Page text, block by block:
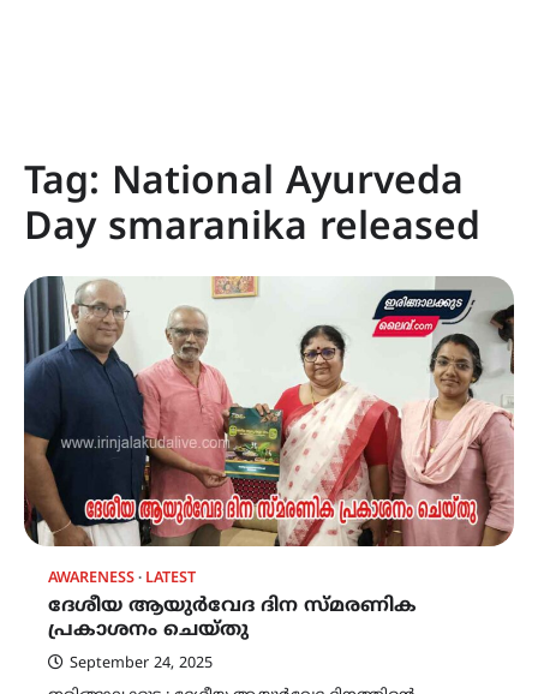
Tag: National Ayurveda
Day smaranika released
AWARENESS LATEST
ദേശീയ ആയുർവേദ ദിന സ്മരണിക
പ്രകാശനം ചെയ്തു
September 24, 2025